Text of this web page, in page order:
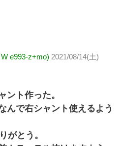
e993-z+mo) 2021/08/14(土)
ント作った。
んで右シャント使えるよう
がとう。